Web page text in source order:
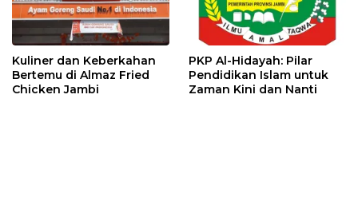
Kuliner dan Keberkahan
Bertemu di Almaz Fried
Chicken Jambi
PKP Al-Hidayah: Pilar
Pendidikan Islam untuk
Zaman Kini dan Nanti